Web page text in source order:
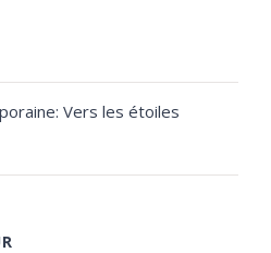
Vers les étoiles